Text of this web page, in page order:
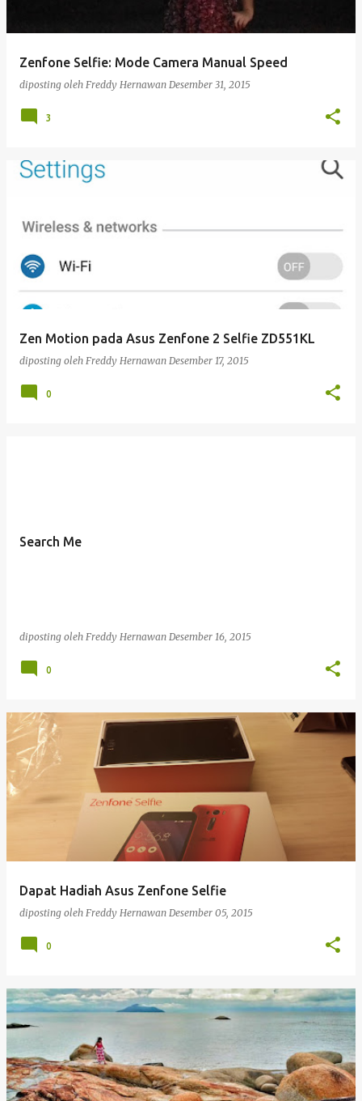
Zenfone Selfie: Mode Camera Manual Speed
diposting oleh Freddy Hernawan Desember 31, 2015
3
Zen Motion pada Asus Zenfone 2 Selfie ZD551KL
diposting oleh Freddy Hernawan Desember 17, 2015
0
Search Me
diposting oleh Freddy Hernawan Desember 16, 2015
0
Dapat Hadiah Asus Zenfone Selfie
diposting oleh Freddy Hernawan Desember 05, 2015
0